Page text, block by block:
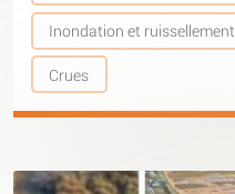
Inondation et ruissellement
Crues